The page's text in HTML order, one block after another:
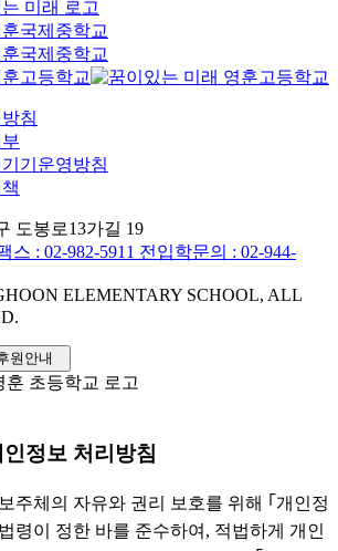
침
기운영방침
도봉로13가길 19
스 : 02-982-5911 전입학문의 : 02-944-
ELEMENTARY SCHOOL, ALL
원안내
정보 처리방침
주체의 자유와 권리 보호를 위해 ｢개인정
령이 정한 바를 준수하여, 적법하게 개인